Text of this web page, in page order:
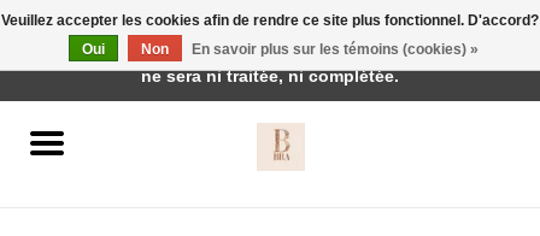
Veuillez accepter les cookies afin de rendre ce site plus fonctionnel. D'accord?
Oui
Non En savoir plus sur les témoins (cookies) »
Cette boutique est en construction. Toute commande passée
ne sera ni traitée, ni complétée.